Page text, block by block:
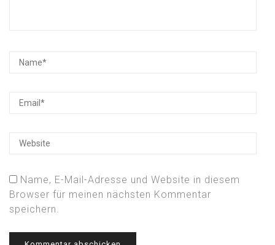
Name, E-Mail-Adresse und Website in diesem
Browser für meinen nächsten Kommentar
speichern.